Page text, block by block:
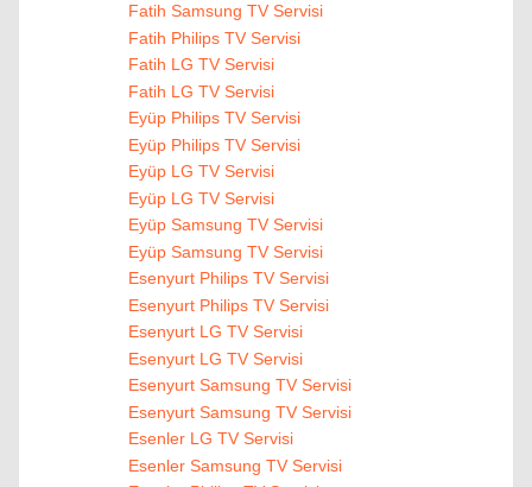
Fatih Samsung TV Servisi
Fatih Philips TV Servisi
Fatih LG TV Servisi
Fatih LG TV Servisi
Eyüp Philips TV Servisi
Eyüp Philips TV Servisi
Eyüp LG TV Servisi
Eyüp LG TV Servisi
Eyüp Samsung TV Servisi
Eyüp Samsung TV Servisi
Esenyurt Philips TV Servisi
Esenyurt Philips TV Servisi
Esenyurt LG TV Servisi
Esenyurt LG TV Servisi
Esenyurt Samsung TV Servisi
Esenyurt Samsung TV Servisi
Esenler LG TV Servisi
Esenler Samsung TV Servisi